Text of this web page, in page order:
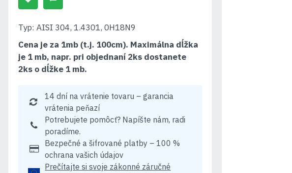
Typ: AISI 304, 1.4301, 0H18N9
Cena je za 1mb (t.j. 100cm). Maximálna dĺžka
je 1 mb, napr. pri objednaní 2ks dostanete
2ks o dĺžke 1 mb.
14 dní na vrátenie tovaru – garancia
vrátenia peňazí
Potrebujete pomôcť? Napíšte nám, radi
poradíme.
Bezpečné a šifrované platby – 100 %
ochrana vašich údajov
Prečítajte si svoje zákonné záručné